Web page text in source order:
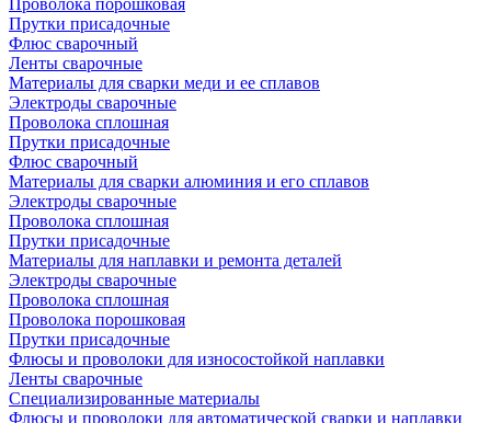
Проволока порошковая
Прутки присадочные
Флюс сварочный
Ленты сварочные
Материалы для сварки меди и ее сплавов
Электроды сварочные
Проволока сплошная
Прутки присадочные
Флюс сварочный
Материалы для сварки алюминия и его сплавов
Электроды сварочные
Проволока сплошная
Прутки присадочные
Материалы для наплавки и ремонта деталей
Электроды сварочные
Проволока сплошная
Проволока порошковая
Прутки присадочные
Флюсы и проволоки для износостойкой наплавки
Ленты сварочные
Специализированные материалы
Флюсы и проволоки для автоматической сварки и наплавки